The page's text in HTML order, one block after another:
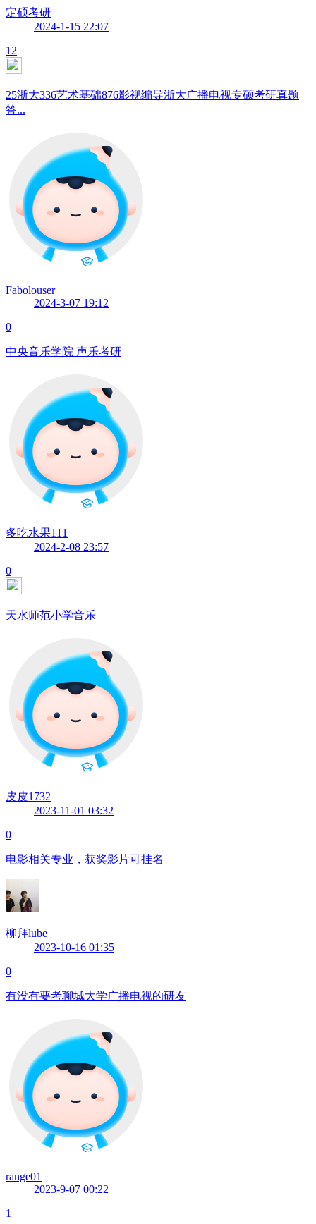
定硕考研
2024-1-15 22:07
12
25浙大336艺术基础876影视编导浙大广播电视专硕考研真题
答...
Fabolouser
2024-3-07 19:12
0
中央音乐学院 声乐考研
多吃水果111
2024-2-08 23:57
0
天水师范小学音乐
皮皮1732
2023-11-01 03:32
0
电影相关专业，获奖影片可挂名
柳拜lube
2023-10-16 01:35
0
有没有要考聊城大学广播电视的研友
range01
2023-9-07 00:22
1